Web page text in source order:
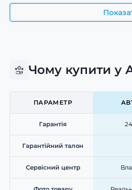
Чому купити у
ПАРАМЕТР
Гарантія
Гарантійний талон
Сервісний центр